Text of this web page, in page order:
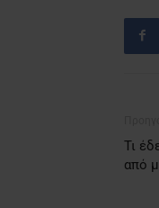
Τι
από